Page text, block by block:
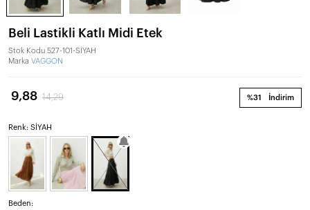
Beli Lastikli Katlı Midi Etek
Stok Kodu 527-101-SİYAH
Marka VAGGON
%31 İndirim
9,88 14,29
Renk: SİYAH
Beden: